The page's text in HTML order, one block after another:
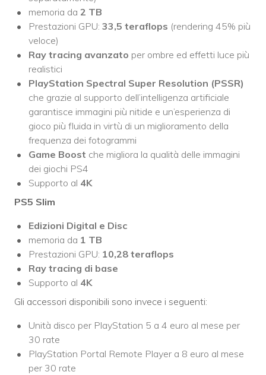
memoria da 2 TB
Prestazioni GPU: 33,5 teraflops (rendering 45% più
veloce)
Ray tracing avanzato per ombre ed effetti luce più
realistici
PlayStation Spectral Super Resolution (PSSR)
che grazie al supporto dell’intelligenza artificiale
garantisce immagini più nitide e un’esperienza di
gioco più fluida in virtù di un miglioramento della
frequenza dei fotogrammi
Game Boost che migliora la qualità delle immagini
dei giochi PS4
Supporto al 4K
PS5 Slim
Edizioni Digital e Disc
memoria da 1 TB
Prestazioni GPU: 10,28 teraflops
Ray tracing di base
Supporto al 4K
Gli accessori disponibili sono invece i seguenti:
Unità disco per PlayStation 5 a 4 euro al mese per
30 rate
PlayStation Portal Remote Player a 8 euro al mese
per 30 rate